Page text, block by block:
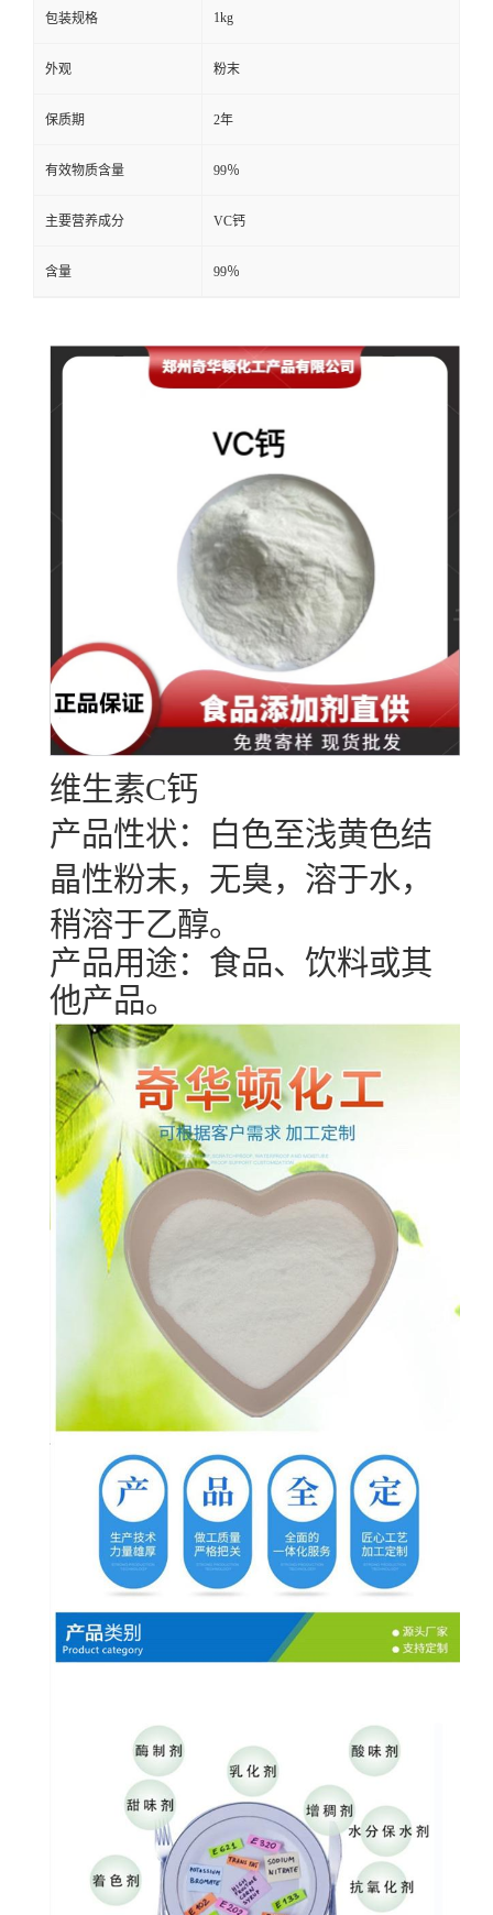
包装规格 1kg
外观 粉末
保质期 2年
有效物质含量 99％
主要营养成分 VC钙
含量 99％
维生素C钙
产品性状：白色至浅黄色结
晶性粉末，无臭，溶于水，
稍溶于乙醇。
产品用途：食品、饮料或其
他产品。